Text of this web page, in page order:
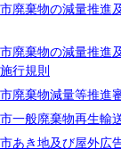
廃棄物の減量推進
廃棄物の減量推進
行規則
廃棄物減量等推進
一般廃棄物再生輸
あき地及び屋外広